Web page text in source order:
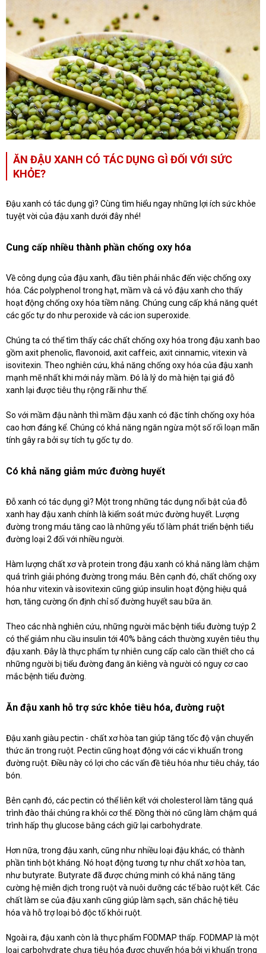
ĂN ĐẬU XANH CÓ TÁC DỤNG GÌ ĐỐI VỚI SỨC
KHỎE?
Đậu xanh có tác dụng gì? Cùng tìm hiểu ngay những lợi ích sức khỏe
tuyệt vời của đậu xanh dưới đây nhé!
Cung cấp nhiều thành phần chống oxy hóa
Về công dụng của đậu xanh, đầu tiên phải nhắc đến việc chống oxy
hóa. Các polyphenol trong hạt, mầm và cả vỏ đậu xanh cho thấy
hoạt động chống oxy hóa tiềm năng. Chúng cung cấp khả năng quét
các gốc tự do như peroxide và các ion superoxide.
Chúng ta có thể tìm thấy các chất chống oxy hóa trong đậu xanh bao
gồm axit phenolic, flavonoid, axit caffeic, axit cinnamic, vitexin và
isovitexin. Theo nghiên cứu, khả năng chống oxy hóa của đậu xanh
mạnh mẽ nhất khi mới nảy mầm. Đó là lý do mà hiện tại giá đỗ
xanh lại được tiêu thụ rộng rãi như thế.
So với mầm đậu nành thì mầm đậu xanh có đặc tính chống oxy hóa
cao hơn đáng kể. Chúng có khả năng ngăn ngừa một số rối loạn mãn
tính gây ra bởi sự tích tụ gốc tự do.
Có khả năng giảm mức đường huyết
Đỗ xanh có tác dụng gì? Một trong những tác dụng nổi bật của đỗ
xanh hay đậu xanh chính là kiểm soát mức đường huyết. Lượng
đường trong máu tăng cao là những yếu tố làm phát triển bệnh tiểu
đường loại 2 đối với nhiều người.
Hàm lượng chất xơ và protein trong đậu xanh có khả năng làm chậm
quá trình giải phóng đường trong máu. Bên cạnh đó, chất chống oxy
hóa như vitexin và isovitexin cũng giúp insulin hoạt động hiệu quả
hơn, tăng cường ổn định chỉ số đường huyết sau bữa ăn.
Theo các nhà nghiên cứu, những người mắc bệnh tiểu đường tuýp 2
có thể giảm nhu cầu insulin tới 40% bằng cách thường xuyên tiêu thụ
đậu xanh. Đây là thực phẩm tự nhiên cung cấp calo cần thiết cho cả
những người bị tiểu đường đang ăn kiêng và người có nguy cơ cao
mắc bệnh tiểu đường.
Ăn đậu xanh hỗ trợ sức khỏe tiêu hóa, đường ruột
Đậu xanh giàu pectin - chất xơ hòa tan giúp tăng tốc độ vận chuyển
thức ăn trong ruột. Pectin cũng hoạt động với các vi khuẩn trong
đường ruột. Điều này có lợi cho các vấn đề tiêu hóa như tiêu chảy, táo
bón.
Bên cạnh đó, các pectin có thể liên kết với cholesterol làm tăng quá
trình đào thải chúng ra khỏi cơ thể. Đồng thời nó cũng làm chậm quá
trình hấp thụ glucose bằng cách giữ lại carbohydrate.
Hơn nữa, trong đậu xanh, cũng như nhiều loại đậu khác, có thành
phần tinh bột kháng. Nó hoạt động tương tự như chất xơ hòa tan,
như butyrate. Butyrate đã được chứng minh có khả năng tăng
cường hệ miễn dịch trong ruột và nuôi dưỡng các tế bào ruột kết. Các
chất làm se của đậu xanh cũng giúp làm sạch, săn chắc hệ tiêu
hóa và hỗ trợ loại bỏ độc tố khỏi ruột.
Ngoài ra, đậu xanh còn là thực phẩm FODMAP thấp. FODMAP là một
loại carbohydrate chưa tiêu hóa được chuyển hóa bởi vi khuẩn trong